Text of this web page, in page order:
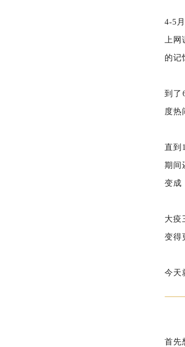
4-5
上
的记
到了
度热
直到
期间
变成
大疫
变得
今天
首先